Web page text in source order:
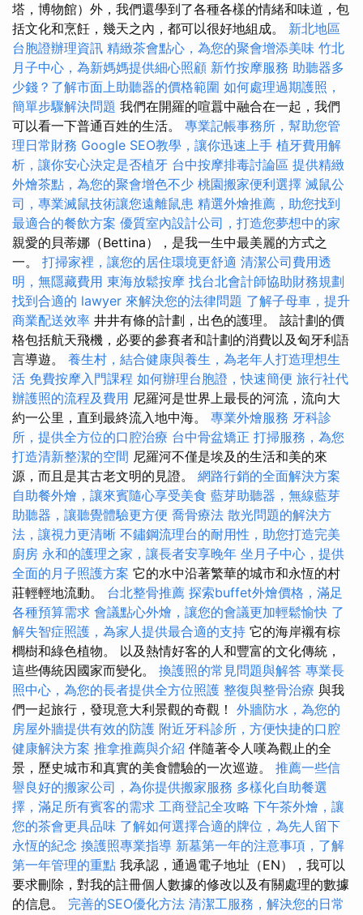
塔，博物館）外，我們還學到了各種各樣的情緒和味道，包
括文化和烹飪，幾天之內，都可以很好地組成。 新北地區
台胞證辦理資訊 精緻茶會點心，為您的聚會增添美味 竹北
月子中心，為新媽媽提供細心照顧 新竹按摩服務 助聽器多
少錢？了解市面上助聽器的價格範圍 如何處理過期護照，
簡單步驟解決問題 我們在開羅的喧囂中融合在一起，我們
可以看一下普通百姓的生活。 專業記帳事務所，幫助您管
理日常財務 Google SEO教學，讓你迅速上手 植牙費用解
析，讓你安心決定是否植牙 台中按摩排毒討論區 提供精緻
外燴茶點，為您的聚會增色不少 桃園搬家便利選擇 滅鼠公
司，專業滅鼠技術讓您遠離鼠患 精選外燴推薦，助您找到
最適合的餐飲方案 優質室內設計公司，打造您夢想中的家
親愛的貝蒂娜（Bettina），是我一生中最美麗的方式之
一。 打掃家裡，讓您的居住環境更舒適 清潔公司費用透
明，無隱藏費用 東海放鬆按摩 找台北會計師協助財務規劃
找到合適的 lawyer 來解決您的法律問題 了解子母車，提升
商業配送效率 井井有條的計劃，出色的護理。 該計劃的價
格包括航天飛機，必要的參賽者和計劃的消費以及匈牙利語
言導遊。 養生村，結合健康與養生，為老年人打造理想生
活 免費按摩入門課程 如何辦理台胞證，快速簡便 旅行社代
辦護照的流程及費用 尼羅河是世界上最長的河流，流向大
約一公里，直到最終流入地中海。 專業外燴服務 牙科診
所，提供全方位的口腔治療 台中骨盆矯正 打掃服務，為您
打造清新整潔的空間 尼羅河不僅是埃及的生活和美的來
源，而且是其古老文明的見證。 網路行銷的全面解決方案
自助餐外燴，讓來賓隨心享受美食 藍芽助聽器，無線藍芽
助聽器，讓聽覺體驗更方便 喬骨療法 散光問題的解決方
法，讓視力更清晰 不鏽鋼流理台的耐用性，助您打造完美
廚房 永和的護理之家，讓長者安享晚年 坐月子中心，提供
全面的月子照護方案 它的水中沿著繁華的城市和永恆的村
莊輕輕地流動。 台北整骨推薦 探索buffet外燴價格，滿足
各種預算需求 會議點心外燴，讓您的會議更加輕鬆愉快 了
解失智症照護，為家人提供最合適的支持 它的海岸襯有棕
櫚樹和綠色植物。 以及熱情好客的人和豐富的文化傳統，
這些傳統因國家而變化。 換護照的常見問題與解答 專業長
照中心，為您的長者提供全方位照護 整復與整骨治療 與我
們一起旅行，發現意大利景觀的奇觀！ 外牆防水，為您的
房屋外牆提供有效的防護 附近牙科診所，方便快捷的口腔
健康解決方案 推拿推薦與介紹 伴隨著令人嘆為觀止的全
景，歷史城市和真實的美食體驗的一次巡遊。 推薦一些信
譽良好的搬家公司，為你提供搬家服務 多樣化自助餐選
擇，滿足所有賓客的需求 工商登記全攻略 下午茶外燴，讓
您的茶會更具品味 了解如何選擇合適的牌位，為先人留下
永恆的紀念 換護照專業指導 新墓第一年的注意事項，了解
第一年管理的重點 我承認，通過電子地址（EN），我可以
要求刪除，對我的註冊個人數據的修改以及有關處理的數據
的信息。 完善的SEO優化方法 清潔工服務，解決您的日常